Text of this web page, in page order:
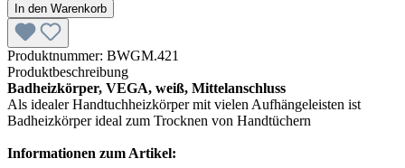
In den Warenkorb
Produktnummer: BWGM.421
Produktbeschreibung
Badheizkörper, VEGA, weiß, Mittelanschluss
Als idealer Handtuchheizkörper mit vielen Aufhängeleisten ist
Badheizkörper ideal zum Trocknen von Handtüchern
Informationen zum Artikel: